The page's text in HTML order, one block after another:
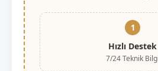
1
Hızlı Destek
7/24 Teknik Bilgi